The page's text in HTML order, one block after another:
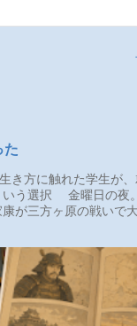
た
き方に触れた学生が、
いう選択 金曜日の夜
が三方ヶ原の戦いで